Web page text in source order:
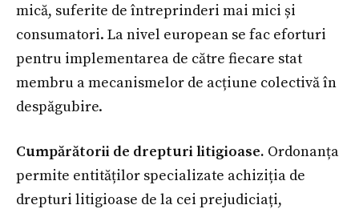
mică, suferite de întreprinderi mai mici și
consumatori. La nivel european se fac eforturi
pentru implementarea de către fiecare stat
membru a mecanismelor de acțiune colectivă în
despăgubire.
Cumpărătorii de drepturi litigioase. Ordonanța
permite entităților specializate achiziția de
drepturi litigioase de la cei prejudiciați,